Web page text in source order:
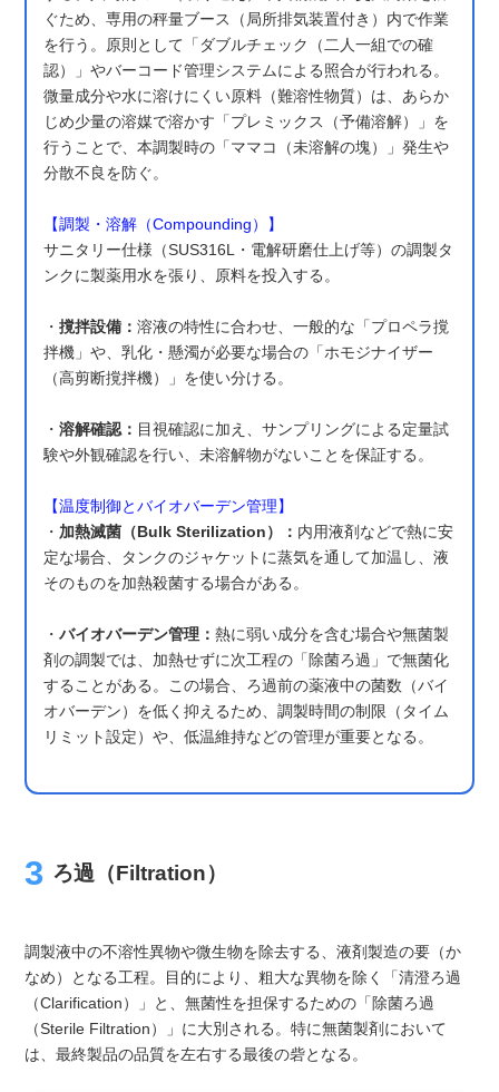
ぐため、専用の秤量ブース（局所排気装置付き）内で作業
を行う。原則として「ダブルチェック（二人一組での確
認）」やバーコード管理システムによる照合が行われる。
微量成分や水に溶けにくい原料（難溶性物質）は、あらか
じめ少量の溶媒で溶かす「プレミックス（予備溶解）」を
行うことで、本調製時の「ママコ（未溶解の塊）」発生や
分散不良を防ぐ。
【調製・溶解（Compounding）】
サニタリー仕様（SUS316L・電解研磨仕上げ等）の調製タ
ンクに製薬用水を張り、原料を投入する。
・撹拌設備：溶液の特性に合わせ、一般的な「プロペラ撹
拌機」や、乳化・懸濁が必要な場合の「ホモジナイザー
（高剪断撹拌機）」を使い分ける。
・溶解確認： 目視確認に加え、サンプリングによる定量試
験や外観確認を行い、未溶解物がないことを保証する。
【温度制御とバイオバーデン管理】
・ 加熱滅菌（Bulk Sterilization）： 内用液剤などで熱に安
定な場合、タンクのジャケットに蒸気を通して加温し、液
そのものを加熱殺菌する場合がある。
・バイオバーデン管理：熱に弱い成分を含む場合や無菌製
剤の調製では、加熱せずに次工程の「除菌ろ過」で無菌化
することがある。この場合、ろ過前の薬液中の菌数（バイ
オバーデン）を低く抑えるため、調製時間の制限（タイム
リミット設定）や、低温維持などの管理が重要となる。
ろ過（Filtration）
調製液中の不溶性異物や微生物を除去する、液剤製造の要（か
なめ）となる工程。目的により、粗大な異物を除く「清澄ろ過
（Clarification）」と、無菌性を担保するための「除菌ろ過
（Sterile Filtration）」に大別される。特に無菌製剤において
は、最終製品の品質を左右する最後の砦となる。